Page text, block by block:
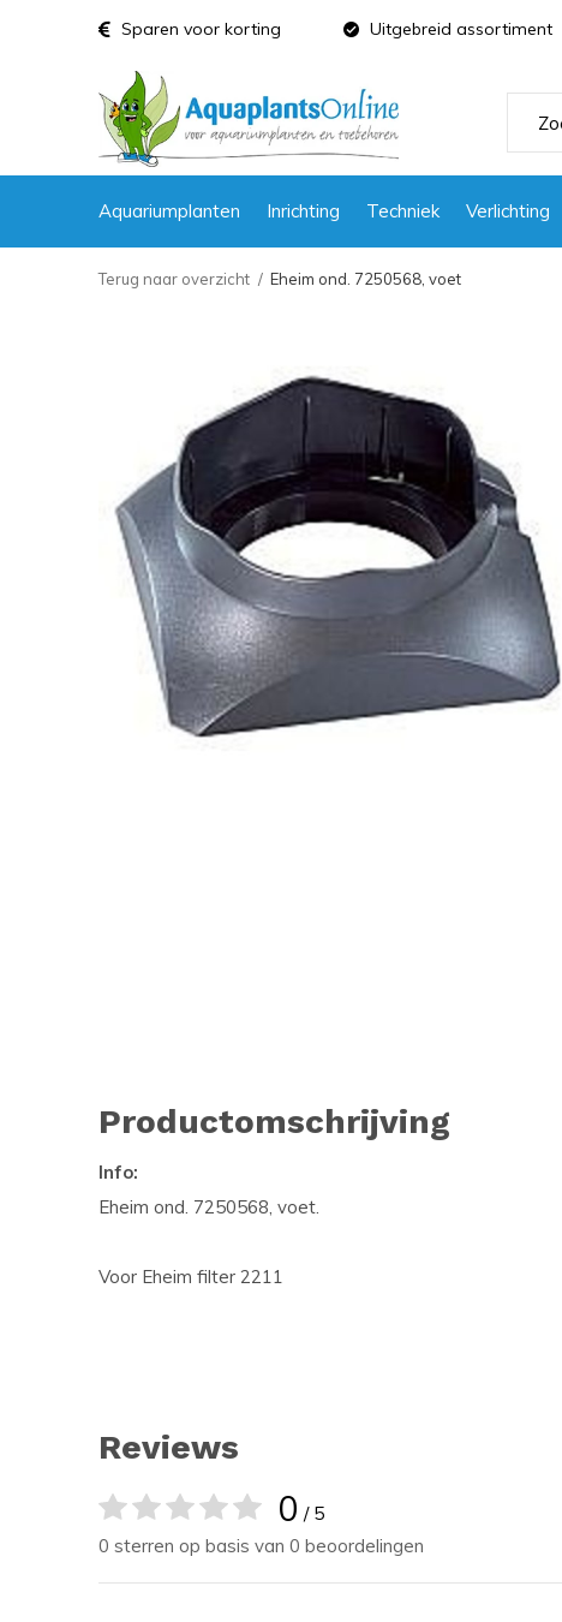
Aquariumplanten Inrichting Techniek Verlichting
Sparen voor korting Uitgebreid assortiment
Terug naar overzicht Eheim ond. 7250568, voet
Productomschrijving
Info:
Eheim ond. 7250568, voet.
Voor Eheim filter 2211
Reviews
0 / 5
0 sterren op basis van 0 beoordelingen